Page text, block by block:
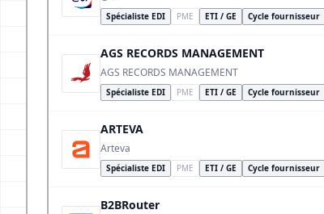
Spécialiste EDI PME ETI / GE Cycle fournisseur
AGS RECORDS MANAGEMENT
AGS RECORDS MANAGEMENT
Spécialiste EDI PME ETI / GE Cycle fournisseur
ARTEVA
Arteva
Spécialiste EDI PME ETI / GE Cycle fournisseur
B2BRouter